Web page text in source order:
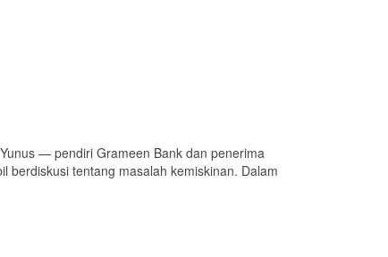
— pendiri Grameen Bank dan penerima
tentang masalah kemiskinan. Dalam